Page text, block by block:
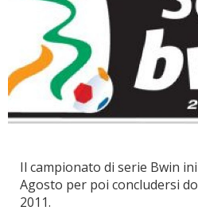
Il campionato di serie Bwin
Agosto per poi concludersi
2011.